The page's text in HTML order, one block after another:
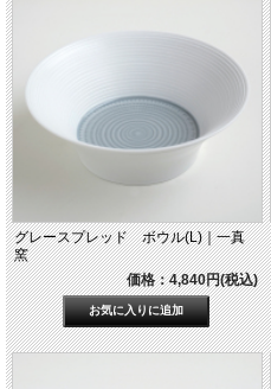
グレースプレッド ボウル(L)｜一真
窯
価格：4,840円(税込)